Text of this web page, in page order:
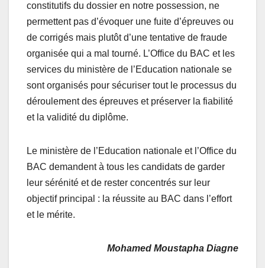
constitutifs du dossier en notre possession, ne
permettent pas d’évoquer une fuite d’épreuves ou
de corrigés mais plutôt d’une tentative de fraude
organisée qui a mal tourné. L’Office du BAC et les
services du ministère de l’Education nationale se
sont organisés pour sécuriser tout le processus du
déroulement des épreuves et préserver la fiabilité
et la validité du diplôme.
Le ministère de l’Education nationale et l’Office du
BAC demandent à tous les candidats de garder
leur sérénité et de rester concentrés sur leur
objectif principal : la réussite au BAC dans l’effort
et le mérite.
Mohamed Moustapha Diagne